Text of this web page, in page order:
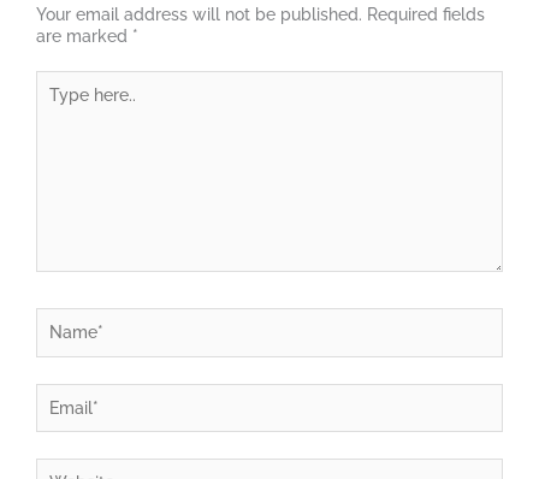
Your email address will not be published. Required fields
are marked *
here..